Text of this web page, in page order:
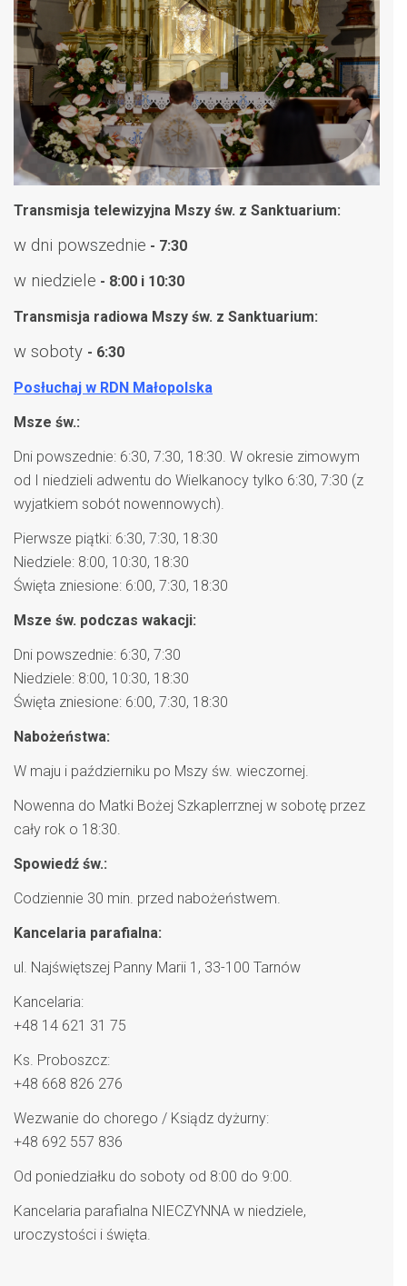
Transmisja telewizyjna Mszy św. z Sanktuarium:
w dni powszednie - 7:30
w niedziele - 8:00 i 10:30
Transmisja radiowa Mszy św. z Sanktuarium:
w soboty - 6:30
Posłuchaj w RDN Małopolska
Msze św.:
Dni powszednie: 6:30, 7:30, 18:30. W okresie zimowym
od I niedzieli adwentu do Wielkanocy tylko 6:30, 7:30 (z
wyjatkiem sobót nowennowych).
Pierwsze piątki: 6:30, 7:30, 18:30
Niedziele: 8:00, 10:30, 18:30
Święta zniesione: 6:00, 7:30, 18:30
Msze św. podczas wakacji:
Dni powszednie: 6:30, 7:30
Niedziele: 8:00, 10:30, 18:30
Święta zniesione: 6:00, 7:30, 18:30
Nabożeństwa:
W maju i październiku po Mszy św. wieczornej.
Nowenna do Matki Bożej Szkaplerrznej w sobotę przez
cały rok o 18:30.
Spowiedź św.:
Codziennie 30 min. przed nabożeństwem.
Kancelaria parafialna:
ul. Najświętszej Panny Marii 1, 33-100 Tarnów
Kancelaria:
+48 14 621 31 75
Ks. Proboszcz:
+48 668 826 276
Wezwanie do chorego / Ksiądz dyżurny:
+48 692 557 836
Od poniedziałku do soboty od 8:00 do 9:00.
Kancelaria parafialna NIECZYNNA w niedziele,
uroczystości i święta.